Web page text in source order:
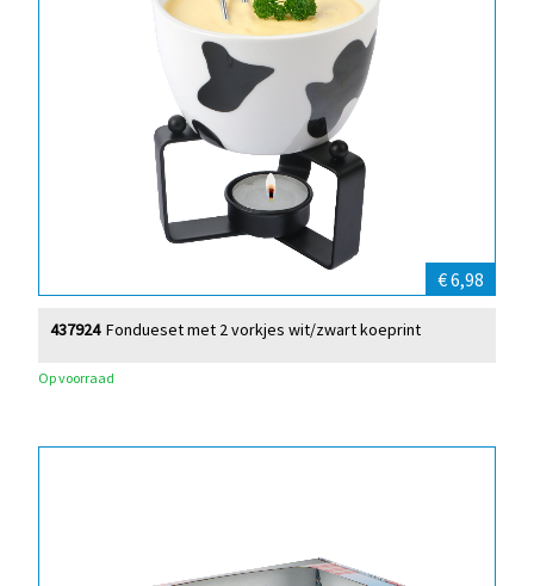
€ 6,98
Fondueset met 2 vorkjes wit/zwart koeprint
437924
Op voorraad